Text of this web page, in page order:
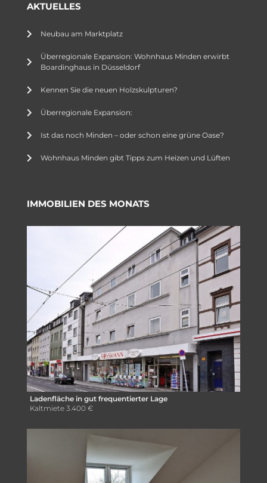
AKTUELLES
Neubau am Marktplatz
Überregionale Expansion: Wohnhaus Minden erwirbt
Boardinghaus in Düsseldorf
Kennen Sie die neuen Holzskulpturen?
Überregionale Expansion:
Ist das noch Minden – oder schon eine grüne Oase?
Wohnhaus Minden gibt Tipps zum Heizen und Lüften
IMMOBILIEN DES MONATS
Ladenfläche in gut frequentierter Lage
Kaltmiete 3.400 €